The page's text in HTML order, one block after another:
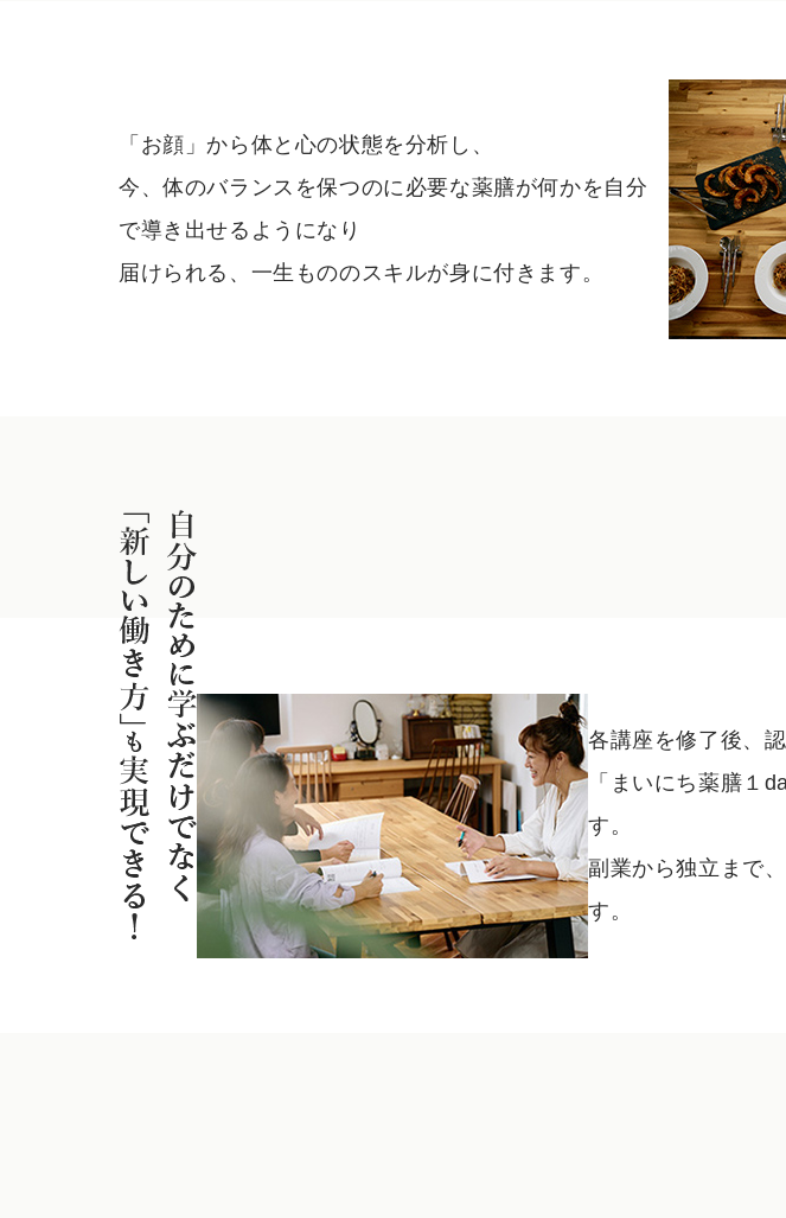
「お顔」から体と心の状態を分析し、
今、体のバランスを保つのに必要な薬膳が何かを自分
で導き出せるようになり
届けられる、一生もののスキルが身に付きます。
各講座を修了後、
「まいにち薬膳１
す。
副業から独立まで
す。